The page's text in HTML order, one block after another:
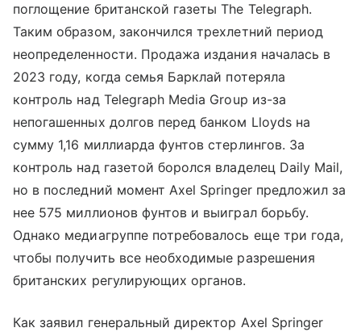
поглощение британской газеты The Telegraph.
Таким образом, закончился трехлетний период
неопределенности. Продажа издания началась в
2023 году, когда семья Барклай потеряла
контроль над Telegraph Media Group из-за
непогашенных долгов перед банком Lloyds на
сумму 1,16 миллиарда фунтов стерлингов. За
контроль над газетой боролся владелец Daily Mail,
но в последний момент Axel Springer предложил за
нее 575 миллионов фунтов и выиграл борьбу.
Однако медиагруппе потребовалось еще три года,
чтобы получить все необходимые разрешения
британских регулирующих органов.
Как заявил генеральный директор Axel Springer